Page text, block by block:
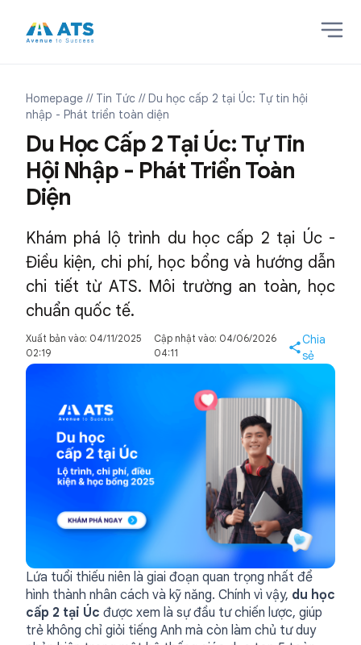
Homepage // Tin Tức // Du học cấp 2 tại Úc: Tự tin hội
nhập - Phát triển toàn diện
Du Học Cấp 2 Tại Úc: Tự Tin
Hội Nhập - Phát Triển Toàn
Diện
Khám phá lộ trình du học cấp 2 tại Úc -
Điều kiện, chi phí, học bổng và hướng dẫn
chi tiết từ ATS. Môi trường an toàn, học
chuẩn quốc tế.
Xuất bản vào: 04/11/2025
02:19
Cập nhật vào: 04/06/2026
04:11
Chia
sẻ
Lứa tuổi thiếu niên là giai đoạn quan trọng nhất để
hình thành nhân cách và kỹ năng. Chính vì vậy, du học
cấp 2 tại Úc được xem là sự đầu tư chiến lược, giúp
trẻ không chỉ giỏi tiếng Anh mà còn làm chủ tư duy